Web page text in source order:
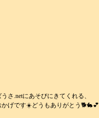
さ.netにあそびにきてくれる、
かげです☀️どうもありがとう🐕️🐇💕